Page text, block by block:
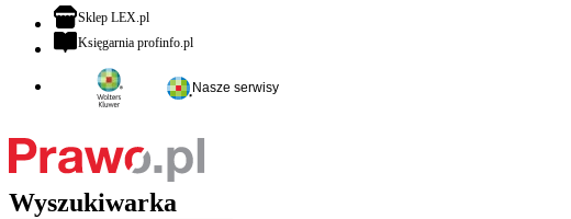
Sklep LEX.plotwiera się w nowej karcie
Księgarnia profinfo.plotwiera się w nowej karcie
Nasze serwisy
Wyszukiwarka